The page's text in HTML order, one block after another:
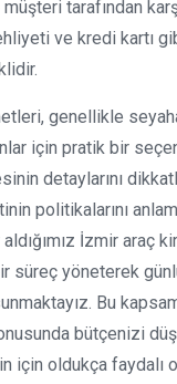
tarafından
ve kredi kartı
genellikle
için pratik bir
detaylarını
politikalarını
İzmir araç
süreç yöneterek
Bu
bütçenizi
için oldukça faydalı